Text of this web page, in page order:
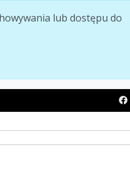
lub dostępu do